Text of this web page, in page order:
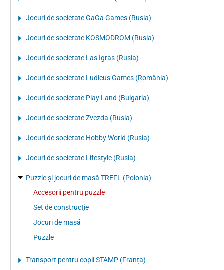
Jocuri de societate GaGa Games (Rusia)
Jocuri de societate KOSMODROM (Rusia)
Jocuri de societate Las Igras (Rusia)
Jocuri de societate Ludicus Games (România)
Jocuri de societate Play Land (Bulgaria)
Jocuri de societate Zvezda (Rusia)
Jocuri de societate Hobby World (Rusia)
Jocuri de societate Lifestyle (Rusia)
Puzzle şi jocuri de masă TREFL (Polonia)
Accesorii pentru puzzle
Set de construcţie
Jocuri de masă
Puzzle
Transport pentru copii STAMP (Franța)